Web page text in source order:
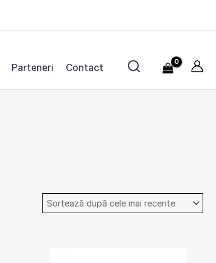
Parteneri Contact